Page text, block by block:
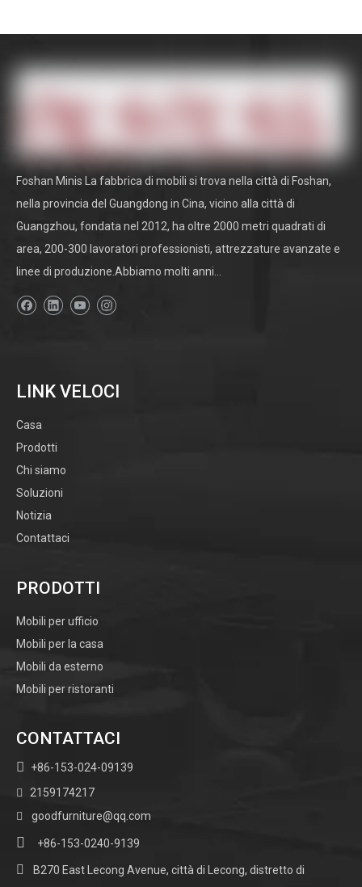
Foshan Minis La fabbrica di mobili si trova nella città di Foshan,
nella provincia del Guangdong in Cina, vicino alla città di
Guangzhou, fondata nel 2012, ha oltre 2000 metri quadrati di
area, 200-300 lavoratori professionisti, attrezzature avanzate e
linee di produzione.Abbiamo molti anni...
LINK VELOCI
Casa
Prodotti
Chi siamo
Soluzioni
Notizia
Contattaci
PRODOTTI
Mobili per ufficio
Mobili per la casa
Mobili da esterno
Mobili per ristoranti
CONTATTACI
 +86-153-024-09139
 2159174217
 goodfurniture@qq.com
 +86-153-0240-9139
 B270 East Lecong Avenue, città di Lecong, distretto di